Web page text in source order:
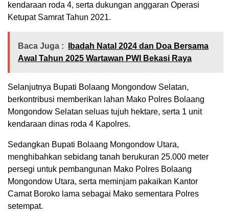
kendaraan roda 4, serta dukungan anggaran Operasi
Ketupat Samrat Tahun 2021.
Baca Juga :
Ibadah Natal 2024 dan Doa Bersama
Awal Tahun 2025 Wartawan PWI Bekasi Raya
Selanjutnya Bupati Bolaang Mongondow Selatan,
berkontribusi memberikan lahan Mako Polres Bolaang
Mongondow Selatan seluas tujuh hektare, serta 1 unit
kendaraan dinas roda 4 Kapolres.
Sedangkan Bupati Bolaang Mongondow Utara,
menghibahkan sebidang tanah berukuran 25.000 meter
persegi untuk pembangunan Mako Polres Bolaang
Mongondow Utara, serta meminjam pakaikan Kantor
Camat Boroko lama sebagai Mako sementara Polres
setempat.